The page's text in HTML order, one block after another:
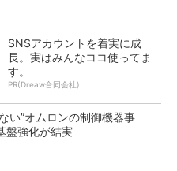
SNSアカウントを着実に成
長。実はみんなココ使ってま
す。
PR(Dreaw合同会社)
い”オムロンの制御機器事
盤強化が結実